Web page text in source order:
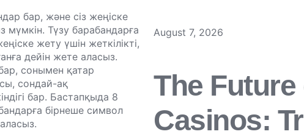
бар, және сіз жеңіске
мүмкін. Түзу барабандарға
жету үшін жеткілікті,
дейін жете аласыз.
сонымен қатар
сондай-ақ
бар. Бастапқыда 8
бірнеше символ
August 7, 2026
The
Casinos: